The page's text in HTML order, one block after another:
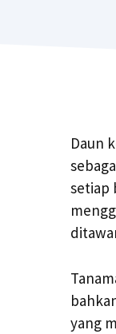
Daun
setiap
yang